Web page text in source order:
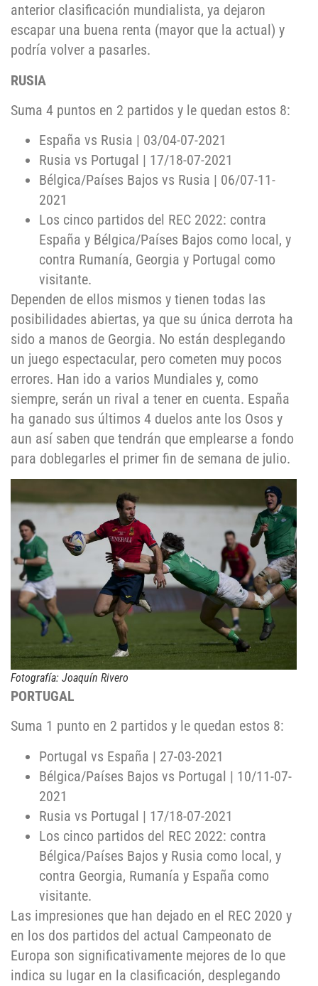
anterior clasificación mundialista, ya dejaron
escapar una buena renta (mayor que la actual) y
podría volver a pasarles.
RUSIA
Suma 4 puntos en 2 partidos y le quedan estos 8:
España vs Rusia | 03/04-07-2021
Rusia vs Portugal | 17/18-07-2021
Bélgica/Países Bajos vs Rusia | 06/07-11-
2021
Los cinco partidos del REC 2022: contra
España y Bélgica/Países Bajos como local, y
contra Rumanía, Georgia y Portugal como
visitante.
Dependen de ellos mismos y tienen todas las
posibilidades abiertas, ya que su única derrota ha
sido a manos de Georgia. No están desplegando
un juego espectacular, pero cometen muy pocos
errores. Han ido a varios Mundiales y, como
siempre, serán un rival a tener en cuenta. España
ha ganado sus últimos 4 duelos ante los Osos y
aun así saben que tendrán que emplearse a fondo
para doblegarles el primer fin de semana de julio.
Fotografía: Joaquín Rivero
PORTUGAL
Suma 1 punto en 2 partidos y le quedan estos 8:
Portugal vs España | 27-03-2021
Bélgica/Países Bajos vs Portugal | 10/11-07-
2021
Rusia vs Portugal | 17/18-07-2021
Los cinco partidos del REC 2022: contra
Bélgica/Países Bajos y Rusia como local, y
contra Georgia, Rumanía y España como
visitante.
Las impresiones que han dejado en el REC 2020 y
en los dos partidos del actual Campeonato de
Europa son significativamente mejores de lo que
indica su lugar en la clasificación, desplegando